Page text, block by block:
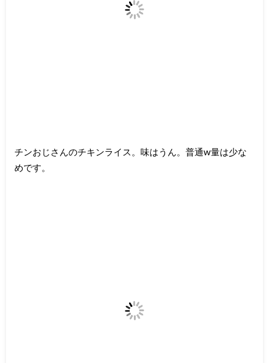
チンおじさんのチキンライス。味はうん。普通w量は少な
めです。